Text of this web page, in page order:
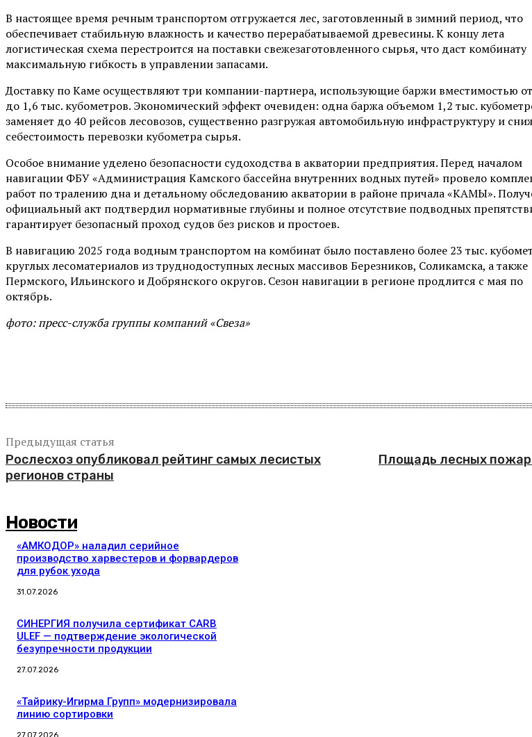
В настоящее время речным транспортом отгружается лес, заготовленный в зимний период, что
обеспечивает стабильную влажность и качество перерабатываемой древесины. К концу лета
логистическая схема перестроится на поставки свежезаготовленного сырья, что даст комбинату
максимальную гибкость в управлении запасами.
Доставку по Каме осуществляют три компании-партнера, использующие баржи вместимостью
до 1,6 тыс. кубометров. Экономический эффект очевиден: одна баржа объемом 1,2 тыс.
заменяет до 40 рейсов лесовозов, существенно разгружая автомобильную инфраструктуру и
себестоимость перевозки кубометра сырья.
Особое внимание уделено безопасности судоходства в акватории предприятия. Перед началом
навигации ФБУ «Администрация Камского бассейна внутренних водных путей» провело
работ по тралению дна и детальному обследованию акватории в районе причала «КАМЫ».
официальный акт подтвердил нормативные глубины и полное отсутствие подводных
гарантирует безопасный проход судов без рисков и простоев.
В навигацию 2025 года водным транспортом на комбинат было поставлено более 23 тыс.
круглых лесоматериалов из труднодоступных лесных массивов Березников, Соликамска, а также
Пермского, Ильинского и Добрянского округов. Сезон навигации в регионе продлится с мая по
октябрь.
фото: пресс-служба группы компаний «Свеза»
Предыдущая статья
Рослесхоз опубликовал рейтинг самых лесистых
регионов страны
Площадь лесных
Новости
«АМКОДОР» наладил серийное
производство харвестеров и форвардеров
для рубок ухода
31.07.2026
СИНЕРГИЯ получила сертификат CARB
ULEF — подтверждение экологической
безупречности продукции
27.07.2026
«Тайрику-Игирма Групп» модернизировала
линию сортировки
27.07.2026